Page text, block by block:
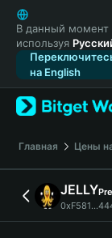
English
日本語
Tiếng Việt
Русский
Español
Türkçe
Français
Deutsch
简体中文
繁體中文
Português
В данный момент
используя
на English
Главная Цены
JELLY